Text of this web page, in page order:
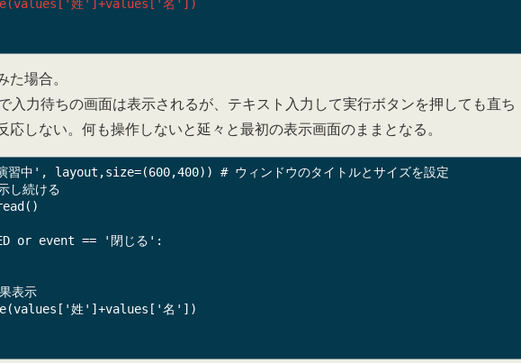
た場合。
入力待ちの画面は表示されるが、テキスト入力して実行ボタンを押しても直ち
応しない。何も操作しないと延々と最初の表示画面のままとなる。
習中', layout,size=(600,400)) # ウィンドウのタイトルとサイズを設定
続ける